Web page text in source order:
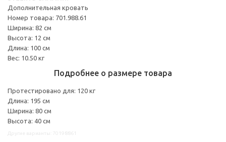
Дополнительная кровать
Номер товара: 701.988.61
Ширина: 82 см
Высота: 12 см
Длина: 100 см
Вес: 10.50 кг
Подробнее о размере товара
Протестировано для: 120 кг
Длина: 195 см
Ширина: 80 см
Высота: 40 см